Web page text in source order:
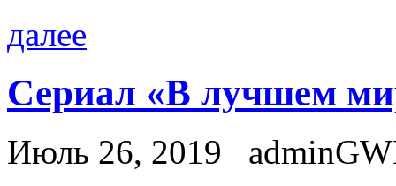
далее
Сериал «В лучшем
Июль 26, 2019